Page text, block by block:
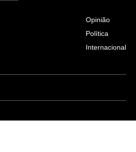
Opinião
Política
Internacional